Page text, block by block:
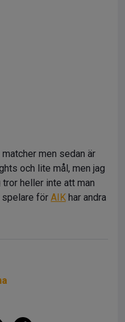
men sedan är
och lite mål, men jag
heller inte att man
spelare för AIK har andra